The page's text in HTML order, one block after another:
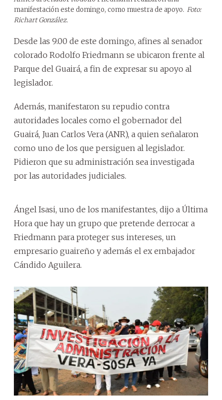
manifestación este domingo, como muestra de apoyo. Foto:
Richart González.
Desde las 9.00 de este domingo, afines al senador
colorado Rodolfo Friedmann se ubicaron frente al
Parque del Guairá, a fin de expresar su apoyo al
legislador.
Además, manifestaron su repudio contra
autoridades locales como el gobernador del
Guairá, Juan Carlos Vera (ANR), a quien señalaron
como uno de los que persiguen al legislador.
Pidieron que su administración sea investigada
por las autoridades judiciales.
Ángel Isasi, uno de los manifestantes, dijo a Última
Hora que hay un grupo que pretende derrocar a
Friedmann para proteger sus intereses, un
empresario guaireño y además el ex embajador
Cándido Aguilera.